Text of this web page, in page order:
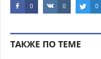
0 0 0
ТАКЖЕ ПО ТЕМЕ